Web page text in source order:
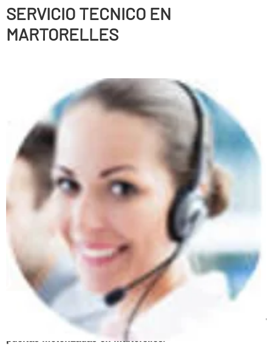
SERVICIO TECNICO EN
MARTORELLES
Persianas enrollables, Puertas correderas, Puertas
batientes, Puertas seccionales, Correderas automáticas
de cristal, Sistemas de anti-cizallamiento, Puertas
peatonales, Puertas basculantes, Puertas radio
frecuencia, Urgencias 24 horas, Mantenimiento de
Servicio tecnico, expertos en automatismos y
puertas motorizadas en Martorelles.